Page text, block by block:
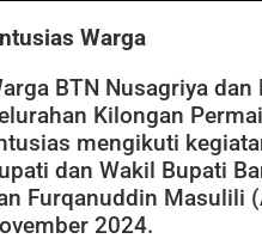
Warga
BTN Nusagriya
Kilongan
mengikuti
dan Wakil Bupati
Furqanuddin Masulili
2024.